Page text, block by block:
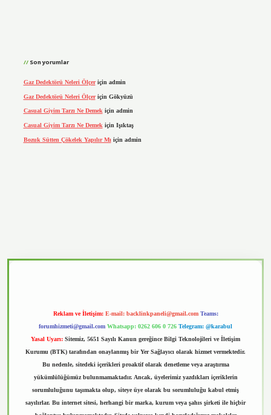
Son yorumlar
Gaz Dedektörü Neleri Ölçeriçin admin
Gaz Dedektörü Neleri Ölçeriçin Gökyüzü
Casual Giyim Tarzı Ne Demekiçin admin
Casual Giyim Tarzı Ne Demek için Işıktaş
Bozuk Sütten Çökelek Yapılır Mı için admin
Reklam ve İletişim: E-mail: backlinkpaneli@gmail.com Teams:
forumhizmeti@gmail.com Whatsapp: 0262 606 0 726 Telegram: @karabul
Yasal Uyarı: Sitemiz, 5651 Sayılı Kanun gereğince Bilgi Teknolojileri ve İletişim
Kurumu (BTK) tarafından onaylanmış bir Yer Sağlayıcı olarak hizmet vermektedir.
Bu nedenle, sitedeki içerikleri proaktif olarak denetleme veya araştırma
yükümlülüğümüz bulunmamaktadır. Ancak, üyelerimiz yazdıkları içeriklerin
sorumluluğunu taşımakta olup, siteye üye olarak bu sorumluluğu kabul etmiş
sayılırlar. Bu internet sitesi, herhangi bir marka, kurum veya şahıs şirketi ile hiçbir